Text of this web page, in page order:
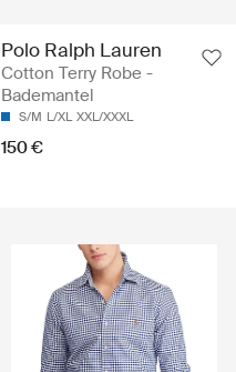
Polo Ralph Lauren
Cotton Terry Robe -
Bademantel
S/M L/XL XXL/XXXL
150 €